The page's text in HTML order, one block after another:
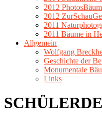
2012
2012
2011
2011 Bäume in
Allgemein
Wolfgang
Geschichte der
Monumentale
Links